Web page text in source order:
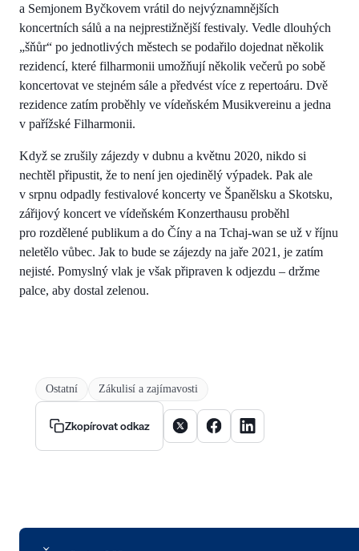
a Semjonem Byčkovem vrátil do nejvýznamnějších
koncertních sálů a na nejprestižnější festivaly. Vedle dlouhých
„šňůr“ po jednotlivých městech se podařilo dojednat několik
rezidencí, které filharmonii umožňují několik večerů po sobě
koncertovat ve stejném sále a předvést více z repertoáru. Dvě
rezidence zatím proběhly ve vídeňském Musikvereinu a jedna
v pařížské Filharmonii.
Když se zrušily zájezdy v dubnu a květnu 2020, nikdo si
nechtěl připustit, že to není jen ojedinělý výpadek. Pak ale
v srpnu odpadly festivalové koncerty ve Španělsku a Skotsku,
zářijový koncert ve vídeňském Konzerthausu proběhl
pro rozdělené publikum a do Číny a na Tchaj-wan se už v říjnu
neletělo vůbec. Jak to bude se zájezdy na jaře 2021, je zatím
nejisté. Pomyslný vlak je však připraven k odjezdu – držme
palce, aby dostal zelenou.
Ostatní Zákulisí a zajímavosti
Zkopírovat odkaz Sdílet článek na X
Sdílet článek na Facebooku
Sdílet článek na